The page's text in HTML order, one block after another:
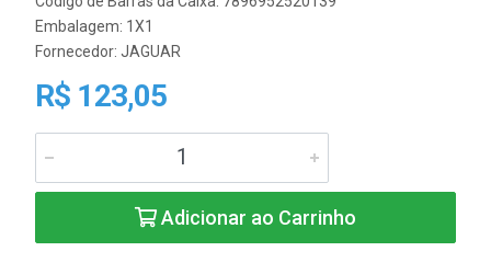
Embalagem: 1X1
Fornecedor: JAGUAR
R$ 123,05
Adicionar ao Carrinho